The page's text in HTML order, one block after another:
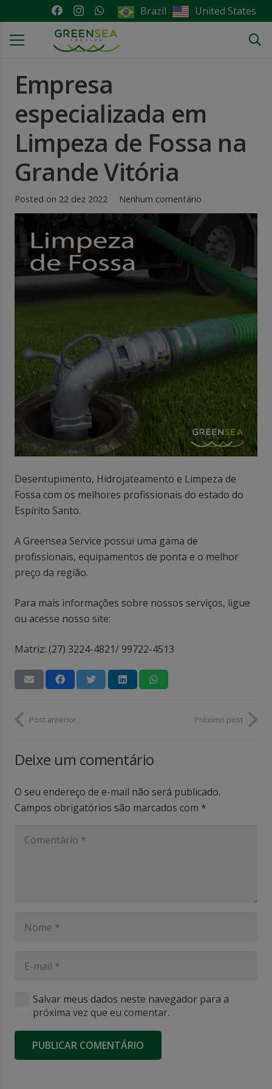
Brazil United States
Empresa
especializada em
Limpeza de Fossa na
Grande Vitória
Posted on 22 dez 2022 Nenhum comentário
Desentupimento, Hidrojateamento e Limpeza de
Fossa com os melhores profissionais do estado do
Espírito Santo.
A Greensea Service possui uma gama de
profissionais, equipamentos de ponta e o melhor
preço da região.
Para mais informações sobre nossos serviços, ligue
ou acesse nosso site:
Matriz: (27) 3224-4821/ 99722-4513
Post anterior Próximo post
Deixe um comentário
O seu endereço de e-mail não será publicado.
Campos obrigatórios são marcados com *
Salvar meus dados neste navegador para a
próxima vez que eu comentar.
PUBLICAR COMENTÁRIO